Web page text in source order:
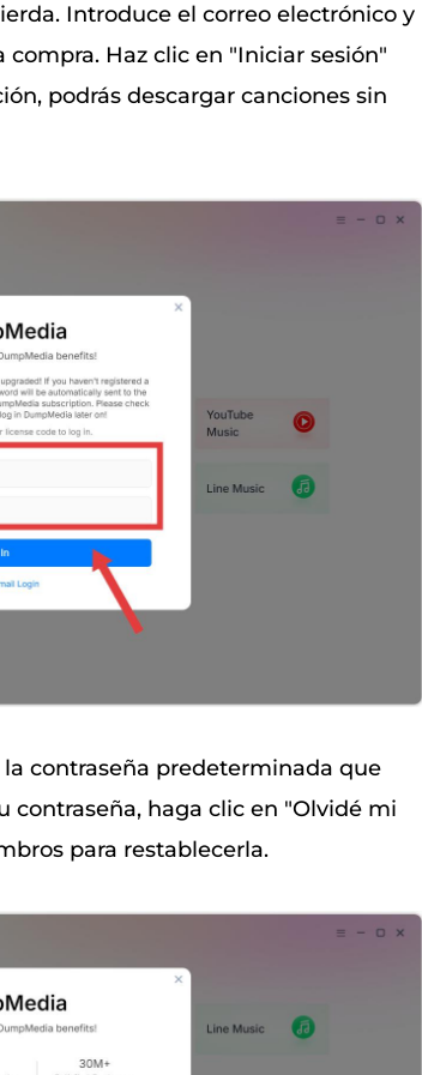
Introduce el correo electrónico y
Haz clic en "Iniciar sesión"
podrás descargar canciones sin
contraseña predeterminada que
contraseña, haga clic en "Olvidé mi
para restablecerla.